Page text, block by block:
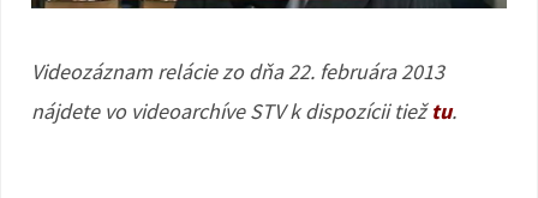
Videozáznam relácie zo dňa 22. februára 2013
nájdete vo videoarchíve STV k dispozícii tiežtu.